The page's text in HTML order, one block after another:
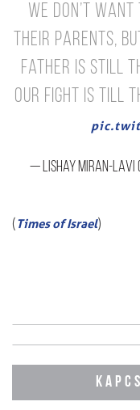
We don’t
their parents,
father is still
our fight is till
— Lishay Miran-Lavi
(Times of Israel)